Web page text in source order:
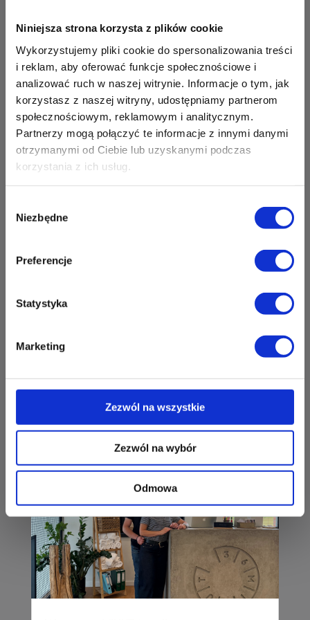
Niniejsza strona korzysta z plików cookie
Wykorzystujemy pliki cookie do spersonalizowania treści
i reklam, aby oferować funkcje społecznościowe i
analizować ruch w naszej witrynie. Informacje o tym, jak
korzystasz z naszej witryny, udostępniamy partnerom
społecznościowym, reklamowym i analitycznym.
Partnerzy mogą połączyć te informacje z innymi danymi
otrzymanymi od Ciebie lub uzyskanymi podczas
korzystania z ich usług.
zgody
Niezbędne
Preferencje
Statystyka
Marketing
Zezwól na wszystkie
Zezwól na wybór
Odmowa
36 MINUT Opole
ul. Grota Roweckiego 2
45-267 Opole
Zapisz mnie
36 MINUT Orunia Górna
ul. Srebrna 2
80-180 Gdańsk
ul. Głogowska 9
Zapisz mnie
Gminny Ośrodek Kultury Perła
26-052 Nowiny
Zapisz mnie
36 MINUT Plaza
ul. Zagnańska 88/2
25-558 Kielce
Zapisz mnie
36 MINUT Pleszew
63-300 Pleszew
Zapisz mnie
36 MINUT Podlesie
ul. Armii Krajowej 391
40-748 Katowice
Trening wytrzymałościowo-siłowy
czytaj dalej